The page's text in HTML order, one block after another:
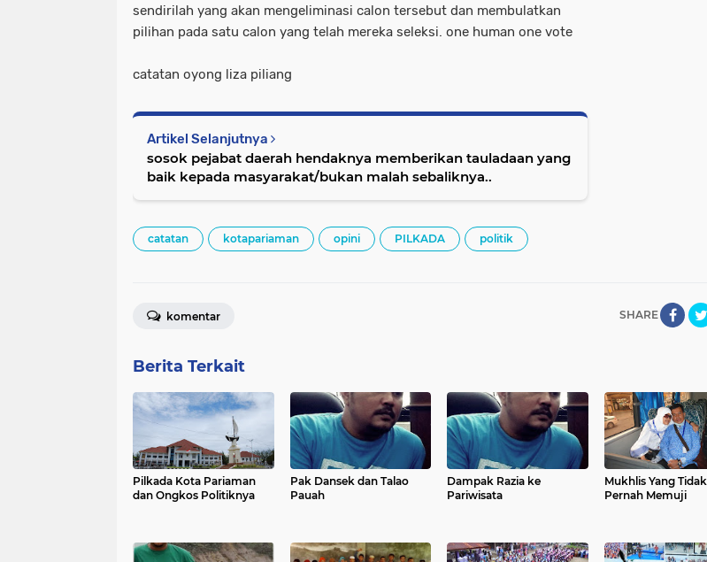
sendirilah yang akan mengeliminasi calon tersebut dan membulatkan
pilihan pada satu calon yang telah mereka seleksi. one human one vote
catatan oyong liza piliang
Artikel Selanjutnya
sosok pejabat daerah hendaknya memberikan tauladaan yang
baik kepada masyarakat/bukan malah sebaliknya..
catatan kotapariaman opini PILKADA politik
SHARE
komentar
Berita Terkait
Pilkada Kota Pariaman
dan Ongkos Politiknya
Pak Dansek dan Talao
Pauah
Dampak Razia ke
Pariwisata
Mukhlis Yang Tidak
Pernah Memuji